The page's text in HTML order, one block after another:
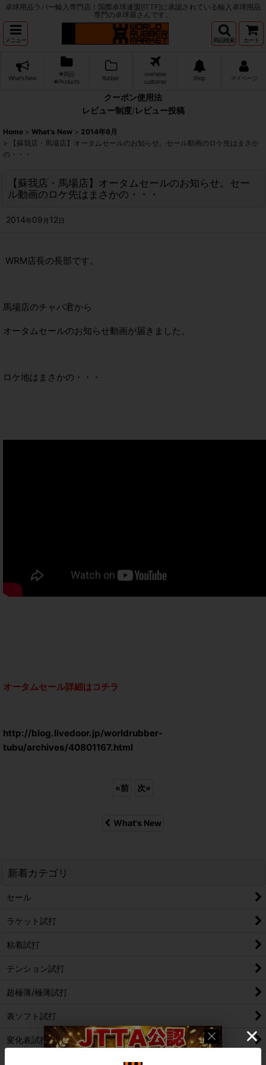
卓球用品ラバー輸入専門店！国際卓球連盟[ITTF]に承認されている輸入卓球用品
専門の卓球屋さんです。
メニュー 商品検索 カート
What's New
★商品
★Products
Rubber
overseas
customer
Shop マイページ
クーポン使用法
レビュー制度/レビュー投稿
Home > What's New > 2014年9月
>
【蘇我店・馬場店】オータムセールのお知らせ。セール動画のロケ先はまさか
の・・・
【蘇我店・馬場店】オータムセールのお知らせ。セー
ル動画のロケ先はまさかの・・・
2014年 09 月 12 日
WRM店長の長部です。
馬場店のチャパ君から
オータムセールのお知らせ動画が届きました。
ロケ地はまさかの・・・
オータムセール詳細はコチラ
http://blog.livedoor.jp/worldrubber-
tubu/archives/40801167.html
«前 次»
What's New
新着カテゴリ
セール
ラケット試打
粘着試打
テンション試打
超極薄/極薄試打
表ソフト試打
変化表試打